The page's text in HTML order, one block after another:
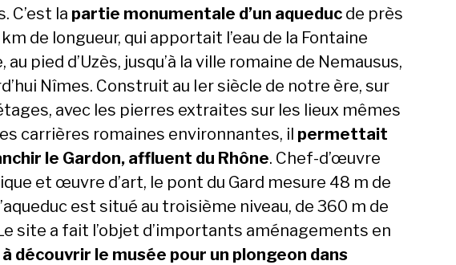
C’est la partie monumentale d’un aqueduc de près
de longueur, qui apportait l’eau de la Fontaine
au pied d’Uzès, jusqu’à la ville romaine de Nemausus,
Nîmes. Construit au Ier siècle de notre ère, sur
avec les pierres extraites sur les lieux mêmes
carrières romaines environnantes, il permettait
le Gardon, affluent du Rhône. Chef-d’œuvre
et œuvre d’art, le pont du Gard mesure 48 m de
est situé au troisième niveau, de 360 m de
site a fait l’objet d’importants aménagements en
à découvrir le musée pour un plongeon dans